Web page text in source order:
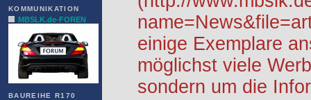
KOMMUNIKATION
MBSLK.de-FOREN
BAUREIHE R170
einige Exemplare
möglichst viele
sondern um die